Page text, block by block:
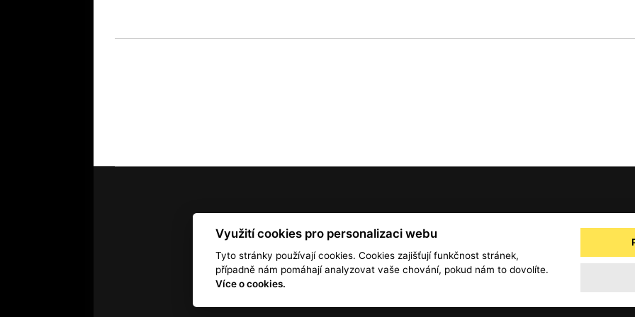
© 2001 — 2026 Copyright CMI News a dodavatelé obsahu. | Cookies
Zpracování osobních
Obchodní podmínky office@info.cz
Využití cookies pro personalizaci webu
Tyto stránky používají cookies. Cookies zajišťují funkčnost stránek,
případně nám pomáhají analyzovat vaše chování, pokud nám to dovolíte.
Více o cookies.